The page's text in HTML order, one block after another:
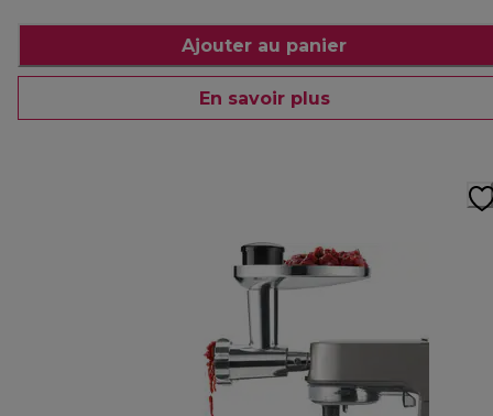
Ajouter au panier
En savoir plus